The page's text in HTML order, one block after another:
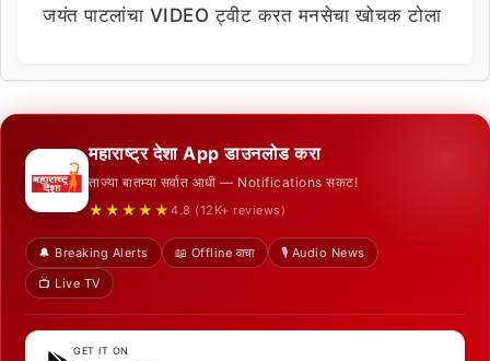
जयंत पाटलांचा VIDEO ट्वीट करत मनसेचा खोचक टोला
महाराष्ट्र देशा App डाउनलोड करा
ताज्या बातम्या सर्वात आधी — Notifications सकट!
★★★★★ 4.8 (12K+ reviews)
🔔 Breaking Alerts 📖 Offline वाचा
🎙️ Audio News
📺 Live TV
GET IT ON